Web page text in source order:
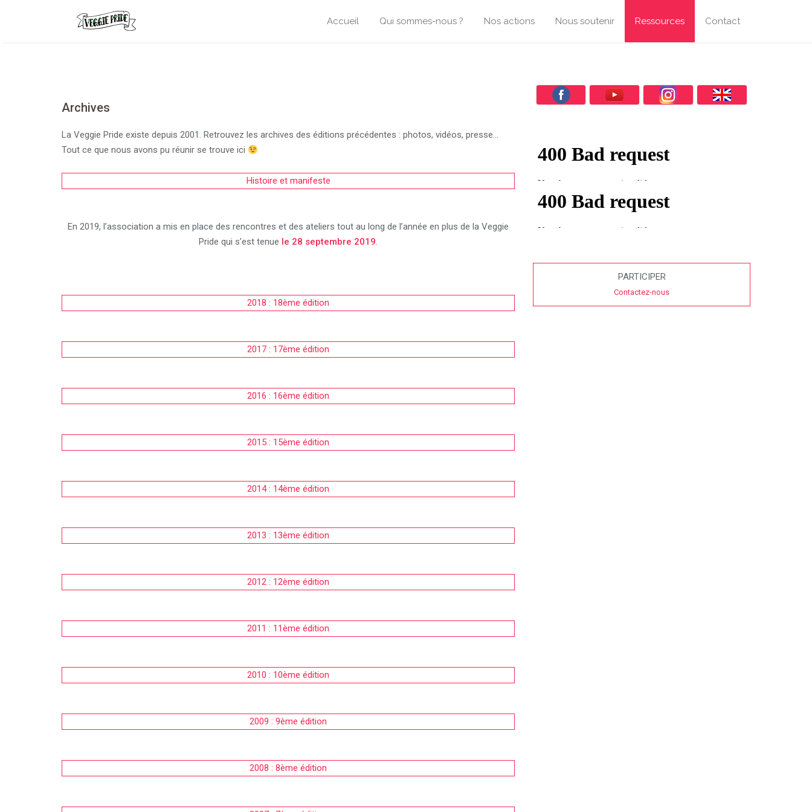
Accueil Qui sommes-nous ? Nos actions Nous soutenir Ressources Contact
Archives
La Veggie Pride existe depuis 2001. Retrouvez les archives des éditions précédentes : photos, vidéos, presse…
Tout ce que nous avons pu réunir se trouve ici
Histoire et manifeste
En 2019, l’association a mis en place des rencontres et des ateliers tout au long de l’année en plus de la Veggie
Pride qui s’est tenue le 28 septembre 2019.
2018 : 18ème édition
2017 : 17ème édition
2016 : 16ème édition
2015 : 15ème édition
2014 : 14ème édition
2013 : 13ème édition
2012 : 12ème édition
2011 : 11ème édition
2010 : 10ème édition
2009 : 9ème édition
2008 : 8ème édition
PARTICIPER
Contactez-nous